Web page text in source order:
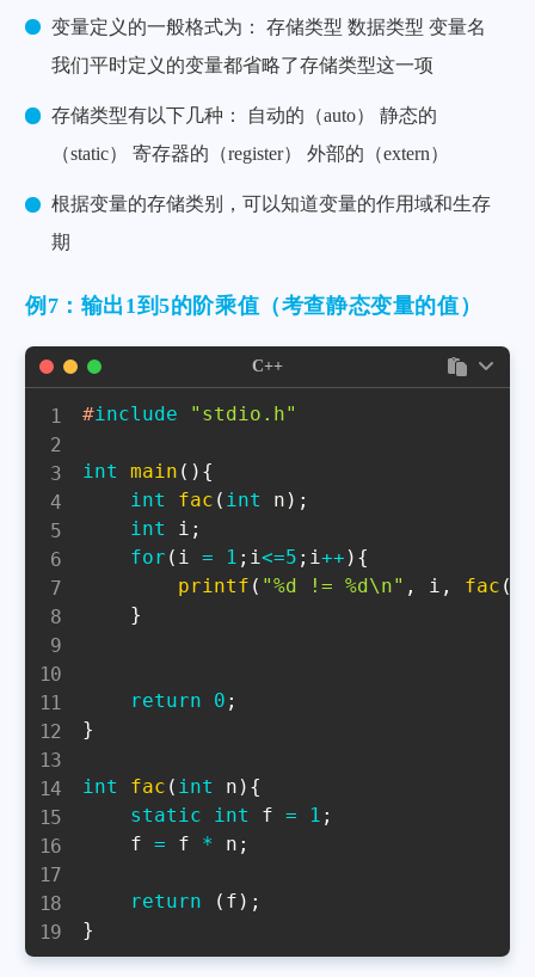
变量定义的一般格式为： 存储类型 数据类型 变量名
我们平时定义的变量都省略了存储类型这一项
存储类型有以下几种： 自动的（auto） 静态的
（static） 寄存器的（register） 外部的（extern）
根据变量的存储类别，可以知道变量的作用域和生存
期
例7：输出1到5的阶乘值（考查静态变量的值）
#include "stdio.h"
int main ( ) {
int
fac ( int n ) ;
int
i ;
for ( i = 1 ; i <=5 ; i ++ ) {
printf ( "%d != %d\n" , i , fac (
}
return 0 ;
}
int fac ( int n ) {
static
int f = 1 ;
    f
= f * n ;
return ( f ) ;
}
C++